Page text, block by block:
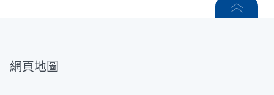
網頁地圖